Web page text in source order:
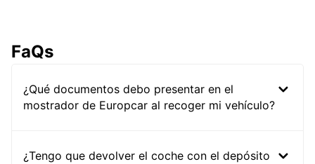
FaQs
¿Qué documentos debo presentar en el
mostrador de Europcar al recoger mi vehículo?
¿Tengo que devolver el coche con el depósito